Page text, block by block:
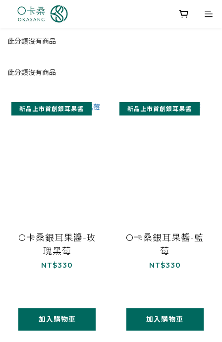
此分類沒有商品
此分類沒有商品
新品上市首創銀耳果醬
O卡桑銀耳果醬-玫
瑰黑莓
NT$330
加入購物車
新品上市首創銀耳果醬
O卡桑銀耳果醬-藍
莓
NT$330
加入購物車